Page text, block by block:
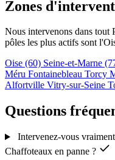
Zones
Nous intervenons dans tout
pôles les plus actifs sont
Oise (60) Seine-et-Marne
Méru Fontainebleau Torcy
Alfortville Vitry-sur-Seine
Questions
Intervenez-vous
Chaffoteaux en panne ?